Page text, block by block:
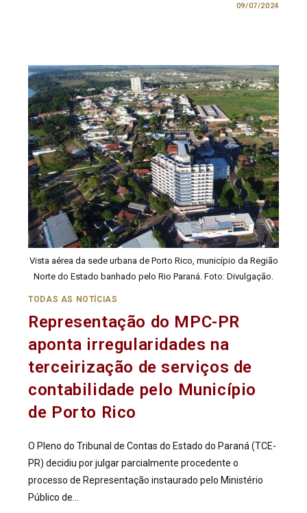
09/07/2024
Vista aérea da sede urbana de Porto Rico, município da Região
Norte do Estado banhado pelo Rio Paraná. Foto: Divulgação.
TODAS AS NOTÍCIAS
Representação do MPC-PR
aponta irregularidades na
terceirização de serviços de
contabilidade pelo Município
de Porto Rico
O Pleno do Tribunal de Contas do Estado do Paraná (TCE-
PR) decidiu por julgar parcialmente procedente o
processo de Representação instaurado pelo Ministério
Público de…